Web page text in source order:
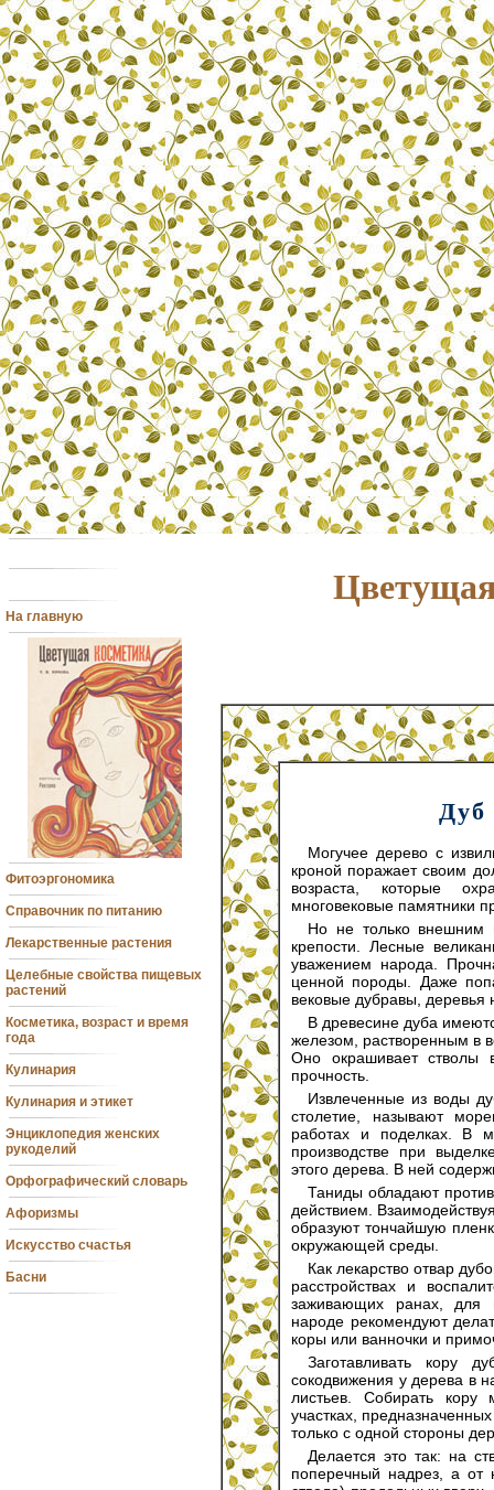
На главную
Фитоэргономика
Справочник по питанию
Лекарственные растения
Целебные свойства пищевых
растений
Косметика, возраст и время
года
Кулинария
Кулинария и этикет
Энциклопедия женских
рукоделий
Орфографический словарь
Афоризмы
Искусство счастья
Басни
Могучее дерево с
кроной поражает своим
возраста, которые
многовековые памятники
Но не только внешним
крепости. Лесные
уважением народа.
ценной породы. Даже
вековые дубравы, деревья
В древесине дуба
железом, растворенным в
Оно окрашивает стволы
прочность.
Извлеченные из воды
столетие, называют
работах и поделках. В
производстве при
этого дерева. В ней
Таниды обладают
действием.
образуют тончайшую
окружающей среды.
Как лекарство отвар
расстройствах и
заживающих ранах, для
народе рекомендуют
коры или ванночки и
Заготавливать кору
сокодвижения у дерева в
листьев. Собирать
участках,
только с одной стороны
Делается это так: на
поперечный надрез, а от